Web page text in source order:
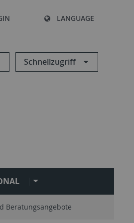
LANGUAGE
Schnellzugriff
Beratungsangebote